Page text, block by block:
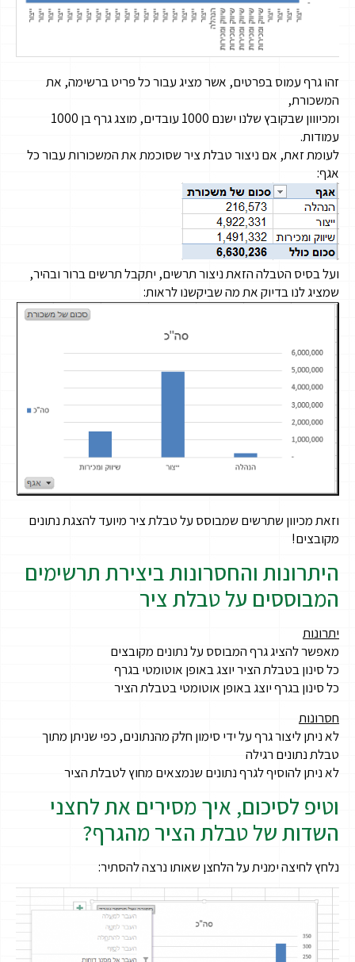
זהו גרף עמוס בפרטים, אשר מציג עבור כל פריט ברשימה, את
המשכורת,
ומכיווון שבקובץ שלנו ישנם 1000 עובדים, מוצג גרף בן 1000
עמודות.
לעומת זאת, אם ניצור טבלת ציר שסוכמת את המשכורות עבור כל
אגף:
ועל בסיס הטבלה הזאת ניצור תרשים, יתקבל תרשים ברור ובהיר,
שמציג לנו בדיוק את מה שביקשנו לראות:
וזאת מכיוון שתרשים שמבוסס על טבלת ציר מיועד להצגת נתונים
מקובצים!
היתרונות והחסרונות ביצירת תרשימים
המבוססים על טבלת ציר
יתרונות
מאפשר להציג גרף המבוסס על נתונים מקובצים
כל סינון בטבלת הציר יוצג באופן אוטומטי בגרף
כל סינון בגרף יוצג באופן אוטומטי בטבלת הציר
חסרונות
לא ניתן ליצור גרף על ידי סימון חלק מהנתונים, כפי שניתן מתוך
טבלת נתונים רגילה
לא ניתן להוסיף לגרף נתונים שנמצאים מחוץ לטבלת הציר
וטיפ לסיכום, איך מסירים את לחצני
השדות של טבלת הציר מהגרף?
נלחץ לחיצה ימנית על הלחצן שאותו נרצה להסתיר: